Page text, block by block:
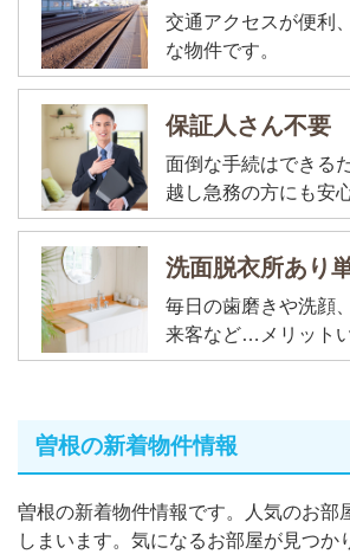
交通アクセスが便利
な物件です。
保証人さん不要
面倒な手続はできる
越し急務の方にも安心
洗面脱衣所あり
毎日の歯磨きや洗顔
来客など…メリット
曽根の新着物件情報
曽根の新着物件情報です。人気のお部
しまいます。気になるお部屋が見つか